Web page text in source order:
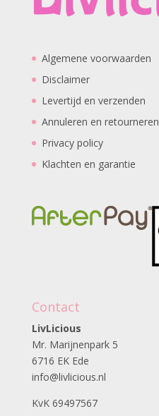
Algemene voorwaarden
Disclaimer
Levertijd en verzenden
Annuleren en retourneren
Privacy policy
Klachten en garantie
Contact
LivLicious
Mr. Marijnenpark 5
6716 EK Ede
info@livlicious.nl
KvK 69497567